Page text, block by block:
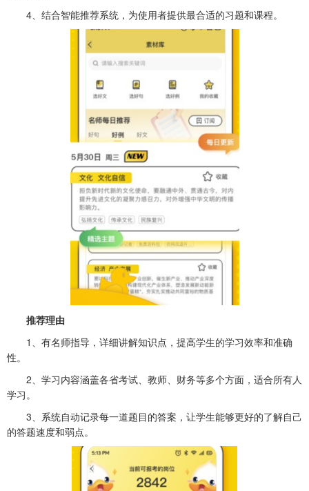
4、结合智能推荐系统，为使用者提供最合适的习题和课程。
推荐理由
1、有名师指导，详细讲解知识点，提高学生的学习效率和准确
性。
2、学习内容涵盖各省考试、教师、财务等多个方面，适合所有人
学习。
3、系统自动记录每一道题目的答案，让学生能够更好的了解自己
的答题速度和弱点。